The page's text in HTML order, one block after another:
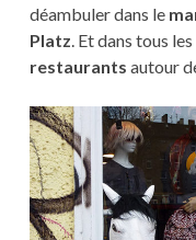
déambuler dans le
Platz. Et dans tous
restaurants autour